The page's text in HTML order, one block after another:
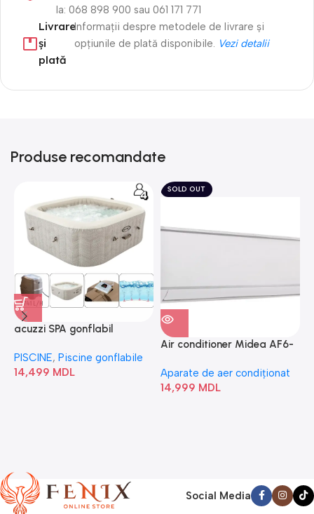
la: 068 898 900 sau 061 171 771
Livrare
și
plată
Informații despre metodele de livrare și
opțiunile de plată disponibile. Vezi detalii
Produse recomandate
acuzzi SPA gonflabil
Bubble” 28446
PISCINE, Piscine gonflabile
14,499 MDL
SOLD OUT
Air conditioner Midea AF6-
Aparate de aer condiționat
14,999 MDL
Social Media